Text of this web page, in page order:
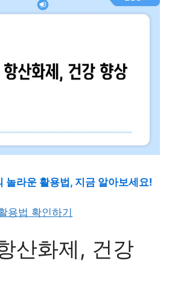
놀라운 활용법, 지금 알아보세요!
용법 확인하기
산화제, 건강